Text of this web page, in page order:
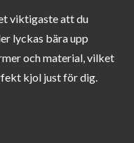
viktigaste att du
lyckas bära upp
och material, vilket
kjol just för dig.